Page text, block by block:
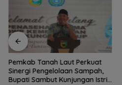
Sambut Ketua Komisi II DPR RI,
Pemkot Banjarmasin Suguhkan
Cita Rasa Khas Banjar